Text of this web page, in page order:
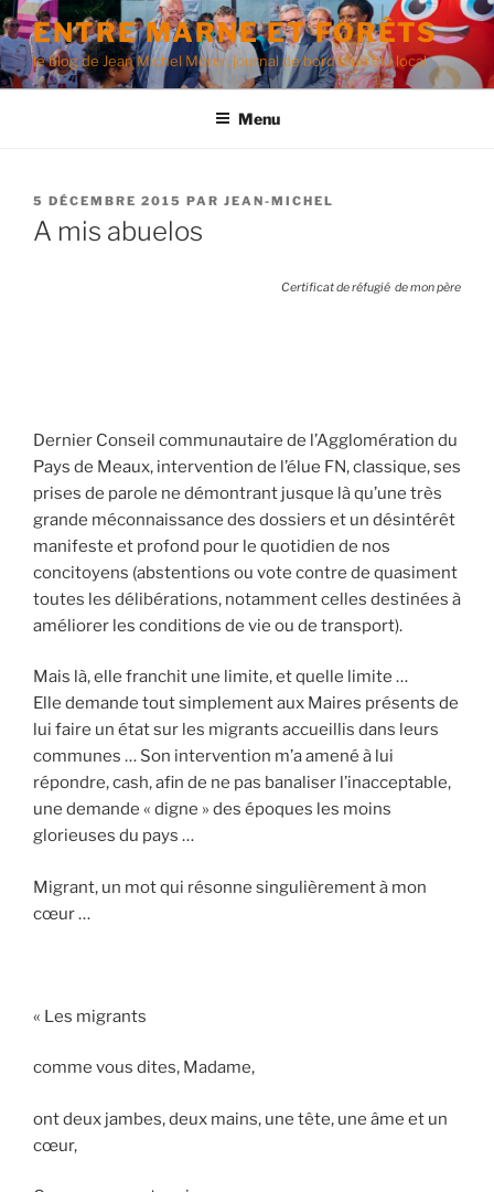
Aller
au
contenu
principal
ENTRE MARNE ET FORÊTS
le blog de Jean Michel Morer, journal de bord d'un élu local
Menu
PUBLIÉ
LE
5 DÉCEMBRE 2015 PAR JEAN-MICHEL
A mis abuelos
Certificat de réfugié de mon père
Dernier Conseil communautaire de l’Agglomération du
Pays de Meaux, intervention de l’élue FN, classique, ses
prises de parole ne démontrant jusque là qu’une très
grande méconnaissance des dossiers et un désintérêt
manifeste et profond pour le quotidien de nos
concitoyens (abstentions ou vote contre de quasiment
toutes les délibérations, notamment celles destinées à
améliorer les conditions de vie ou de transport).
Mais là, elle franchit une limite, et quelle limite …
Elle demande tout simplement aux Maires présents de
lui faire un état sur les migrants accueillis dans leurs
communes … Son intervention m’a amené à lui
répondre, cash, afin de ne pas banaliser l’inacceptable,
une demande « digne » des époques les moins
glorieuses du pays …
Migrant, un mot qui résonne singulièrement à mon
cœur …
« Les migrants
comme vous dites, Madame,
ont deux jambes, deux mains, une tête, une âme et un
cœur,